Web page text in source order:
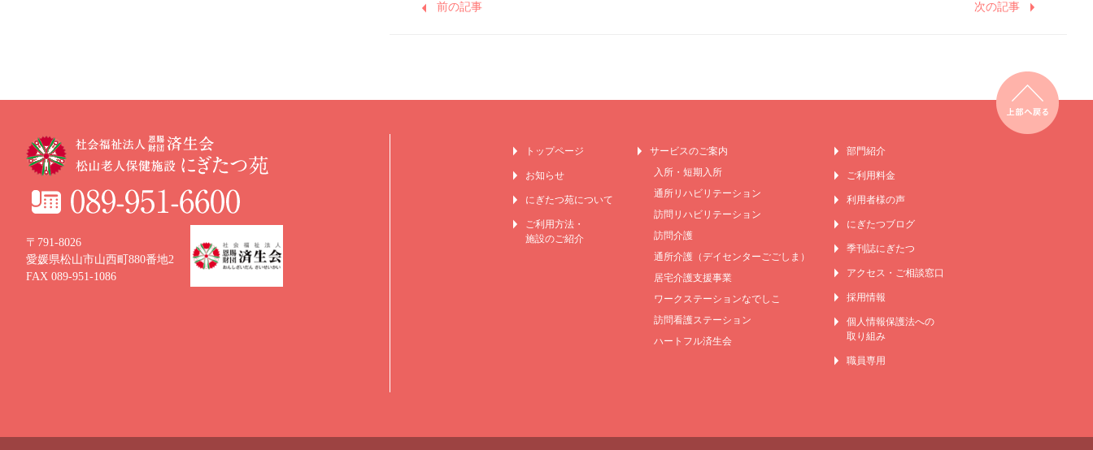
前の記事 次の記事
トップページ
お知らせ
にぎたつ苑について
ご利用方法・
施設のご紹介
サービスのご案内
入所・短期入所
通所リハビリテーション
訪問リハビリテーション
訪問介護
通所介護（デイセンターごごしま）
居宅介護支援事業
ワークステーションなでしこ
訪問看護ステーション
ハートフル済生会
部門紹介
ご利用料金
利用者様の声
にぎたつブログ
季刊誌にぎたつ
アクセス・ご相談窓口
採用情報
個人情報保護法への
取り組み
職員専用
〒791-8026
愛媛県松山市山西町880番地2
FAX 089-951-1086